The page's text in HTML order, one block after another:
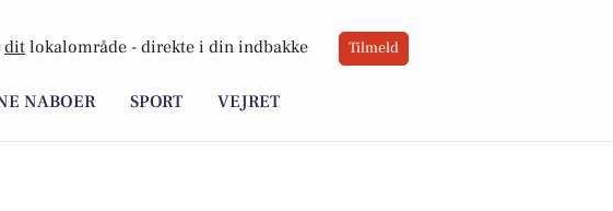
dit lokalområde - direkte i din indbakke Tilmeld
NABOER SPORT VEJRET